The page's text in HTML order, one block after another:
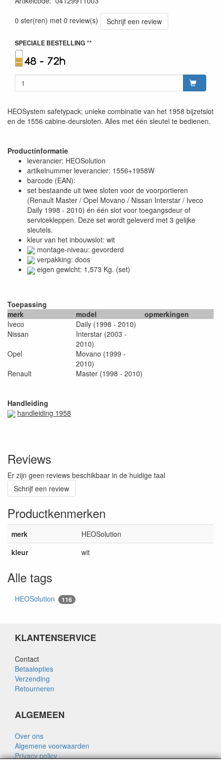
0 ster(ren) met 0 review(s)
Schrijf een review
SPECIALE BESTELLING **
HEOSystem safetypack; unieke combinatie van het 1958 bijzetslot
en de 1556 cabine-deursloten. Alles met één sleutel te bedienen.
Productinformatie
leverancier: HEOSolution
artikelnummer leverancier: 1556+1958W
barcode (EAN):
set bestaande uit twee sloten voor de voorportieren
(Renault Master / Opel Movano / Nissan Interstar / Iveco
Daily 1998 - 2010) én één slot voor toegangsdeur of
servicekleppen. Deze set wordt geleverd met 3 gelijke
sleutels.
kleur van het inbouwslot: wit
montage-niveau: gevorderd
verpakking: doos
eigen gewicht: 1,573 Kg. (set)
Toepassing
merk
model
opmerkingen
Iveco
Daily (1998 - 2010)
Nissan
Interstar (2003 -
2010)
Opel
Movano (1999 -
2010)
Renault
Master (1998 - 2010)
Handleiding
handleiding 1958
Reviews
Er zijn geen reviews beschikbaar in de huidige taal
Schrijf een review
Productkenmerken
merk
HEOSolution
kleur
wit
Alle tags
HEOSolution 116
KLANTENSERVICE
Contact
Betaalopties
Verzending
Retourneren
ALGEMEEN
Over ons
Algemene voorwaarden
Privacy policy